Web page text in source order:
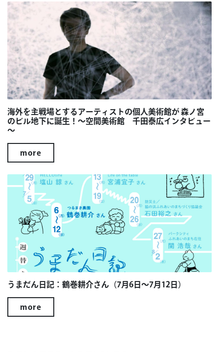
海外を主戦場とするアーティストの個人美術館が 森ノ宮
のビル地下に誕生！～空間美術館 千田泰広インタビュー
～
more
うまだん日記：鶴巻耕介さん（7月6日～7月12日）
more